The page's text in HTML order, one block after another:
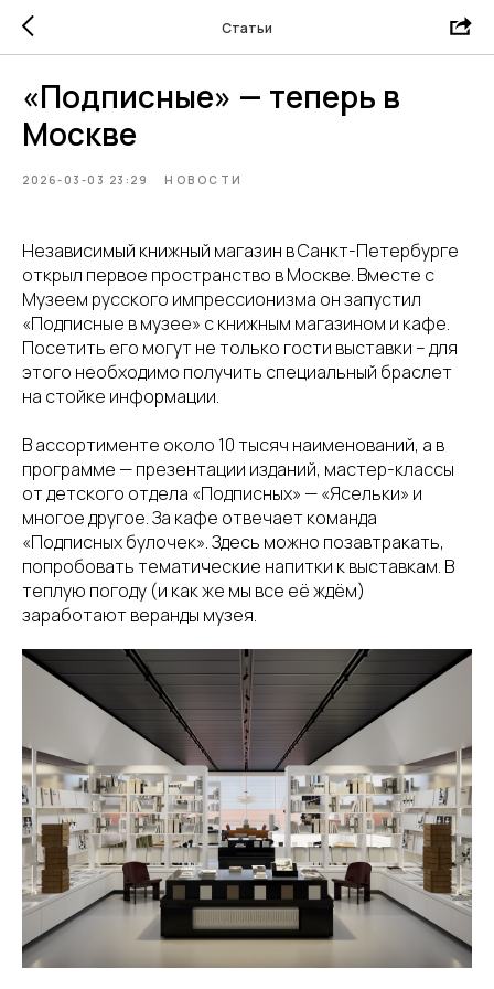
Статьи
«Подписные» — теперь в
Москве
2026-03-03 23:29 НОВОСТИ
Независимый книжный магазин в Санкт-Петербурге
открыл первое пространство в Москве. Вместе с
Музеем русского импрессионизма он запустил
«Подписные в музее» с книжным магазином и кафе.
Посетить его могут не только гости выставки – для
этого необходимо получить специальный браслет
на стойке информации.
В ассортименте около 10 тысяч наименований, а в
программе — презентации изданий, мастер-классы
от детского отдела «Подписных» — «Ясельки» и
многое другое. За кафе отвечает команда
«Подписных булочек». Здесь можно позавтракать,
попробовать тематические напитки к выставкам. В
теплую погоду (и как же мы все её ждём)
заработают веранды музея.